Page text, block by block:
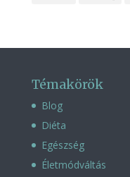
Témakörök
Blog
Diéta
Egészség
Életmódváltás